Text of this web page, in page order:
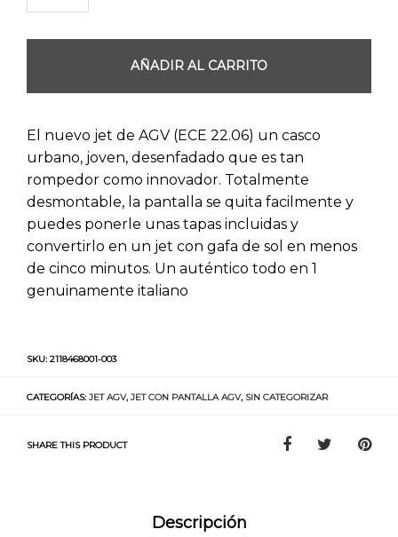
AÑADIR AL CARRITO
El nuevo jet de AGV (ECE 22.06) un casco
urbano, joven, desenfadado que es tan
rompedor como innovador. Totalmente
desmontable, la pantalla se quita facilmente y
puedes ponerle unas tapas incluidas y
convertirlo en un jet con gafa de sol en menos
de cinco minutos. Un auténtico todo en 1
genuinamente italiano
SKU: 2118468001-003
CATEGORÍAS: JET AGV, JET CON PANTALLA AGV, SIN CATEGORIZAR
SHARE THIS PRODUCT
Descripción